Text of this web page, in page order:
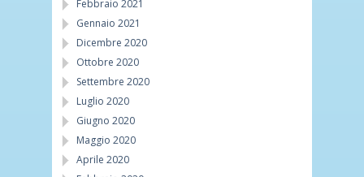
Febbraio 2021
Gennaio 2021
Dicembre 2020
Ottobre 2020
Settembre 2020
Luglio 2020
Giugno 2020
Maggio 2020
Aprile 2020